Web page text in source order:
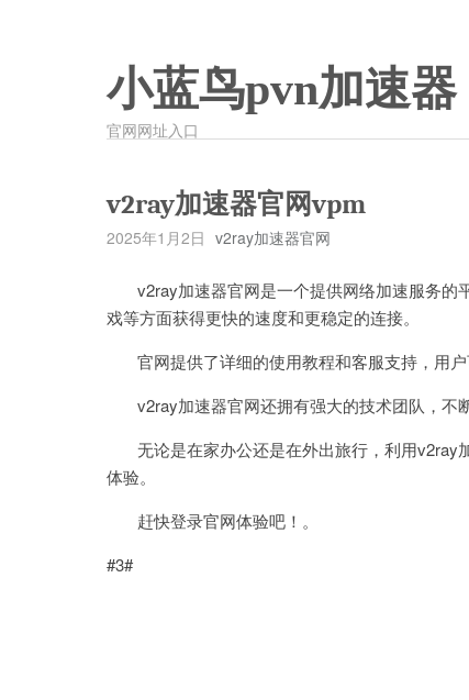
小蓝鸟pvn加速器
官网网址入口
v2ray加速器官网vpm
2025年1月2日 v2ray加速器官网
v2ray加速器官网是一个提供网络加速服务的
戏等方面获得更快的速度和更稳定的连接。
官网提供了详细的使用教程和客服支持，用户
v2ray加速器官网还拥有强大的技术团队，不
无论是在家办公还是在外出旅行，利用v2ray
体验。
赶快登录官网体验吧！。
#3#